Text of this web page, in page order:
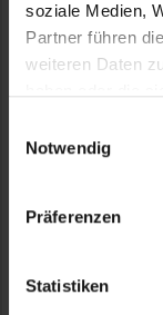
soziale Medien,
Partner führen
weiteren Daten
Notwendig
Präferenzen
Statistiken